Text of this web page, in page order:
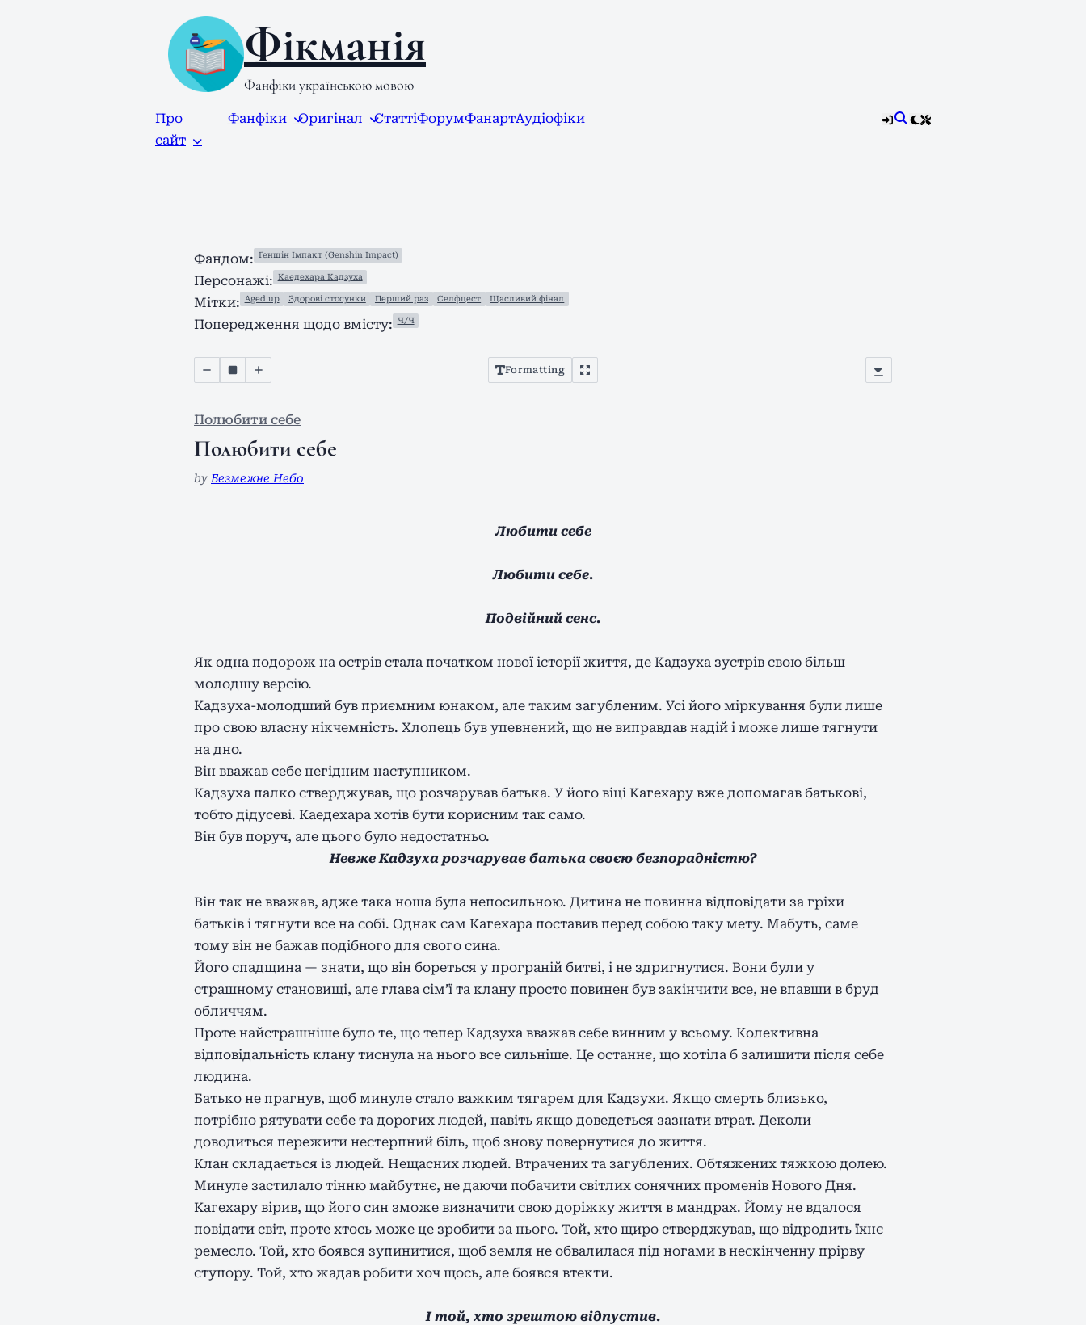
Фікманія
Фанфіки українською мовою
Про
сайт
Фанфіки Оригінал СтаттіФорумФанартАудіофіки
Фандом: Ґеншін Імпакт (Genshin Impact)
Персонажі: Каедехара Кадзуха
Мітки: Aged up Здорові стосунки Перший раз Селфцест Щасливий фінал
Попередження щодо вмісту: Ч/Ч
Formatting
Полюбити себе
Полюбити себе
by Безмежне Небо
Любити себе
Любити себе.
Подвійний сенс.
Як одна подорож на острів стала початком нової історії життя, де Кадзуха зустрів свою більш
молодшу версію.
Кадзуха-молодший був приємним юнаком, але таким загубленим. Усі його міркування були лише
про свою власну нікчемність. Хлопець був упевнений, що не виправдав надій і може лише тягнути
на дно.
Він вважав себе негідним наступником.
Кадзуха палко стверджував, що розчарував батька. У його віці Кагехару вже допомагав батькові,
тобто дідусеві. Каедехара хотів бути корисним так само.
Він був поруч, але цього було недостатньо.
Невже Кадзуха розчарував батька своєю безпорадністю?
Він так не вважав, адже така ноша була непосильною. Дитина не повинна відповідати за гріхи
батьків і тягнути все на собі. Однак сам Кагехара поставив перед собою таку мету. Мабуть, саме
тому він не бажав подібного для свого сина.
Його спадщина — знати, що він бореться у програній битві, і не здригнутися. Вони були у
страшному становищі, але глава сім’ї та клану просто повинен був закінчити все, не впавши в бруд
обличчям.
Проте найстрашніше було те, що тепер Кадзуха вважав себе винним у всьому. Колективна
відповідальність клану тиснула на нього все сильніше. Це останнє, що хотіла б залишити після себе
людина.
Батько не прагнув, щоб минуле стало важким тягарем для Кадзухи. Якщо смерть близько,
потрібно рятувати себе та дорогих людей, навіть якщо доведеться зазнати втрат. Деколи
доводиться пережити нестерпний біль, щоб знову повернутися до життя.
Клан складається із людей. Нещасних людей. Втрачених та загублених. Обтяжених тяжкою долею.
Минуле застилало тінню майбутнє, не даючи побачити світлих сонячних променів Нового Дня.
Кагехару вірив, що його син зможе визначити свою доріжку життя в мандрах. Йому не вдалося
повідати світ, проте хтось може це зробити за нього. Той, хто щиро стверджував, що відродить їхнє
ремесло. Той, хто боявся зупинитися, щоб земля не обвалилася під ногами в нескінченну прірву
ступору. Той, хто жадав робити хоч щось, але боявся втекти.
І той, хто зрештою відпустив.